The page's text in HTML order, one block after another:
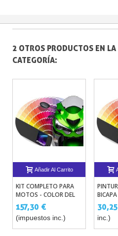
2 OTROS PRODUCTOS EN
CATEGORÍA:
Añadir Al Carrito
KIT COMPLETO PARA
MOTOS - COLOR DEL
FABRICANTE
157,30 €
(impuestos inc.)
TODO
inc.)